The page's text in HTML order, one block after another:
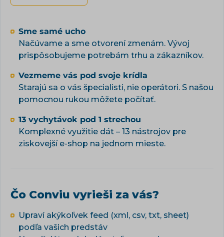
Sme samé ucho
Načúvame a sme otvorení zmenám. Vývoj
prispôsobujeme potrebám trhu a zákazníkov.
Vezmeme vás pod svoje krídla
Starajú sa o vás špecialisti, nie operátori. S našou
pomocnou rukou môžete počítať.
13 vychytávok pod 1 strechou
Komplexné využitie dát – 13 nástrojov pre
ziskovejší e-shop na jednom mieste.
Čo Conviu vyrieši za vás?
Upraví akýkoľvek feed (xml, csv, txt, sheet)
podľa vašich predstáv